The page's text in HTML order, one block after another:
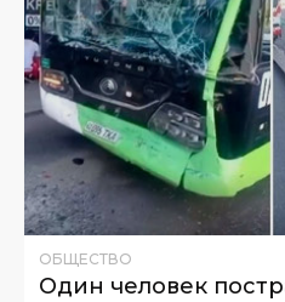
ОБЩЕСТВО
Один человек